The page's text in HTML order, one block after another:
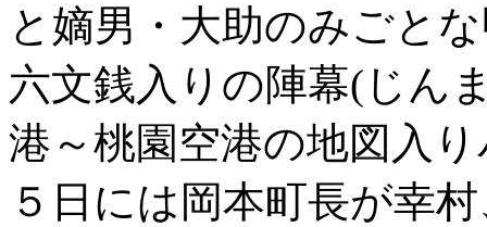
と嫡男・大助のみごと
六文銭入りの陣幕(じん
港～桃園空港の地図入
５日には岡本町長が幸